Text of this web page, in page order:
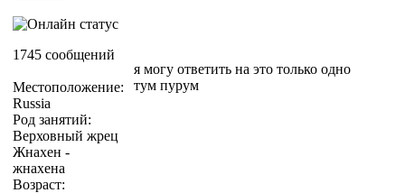
1745 сообщений
Местоположение:
Russia
Род занятий:
Верховный жрец
Жнахен -
жнахена
Возраст:
я могу ответить на это только одно
тум пурум